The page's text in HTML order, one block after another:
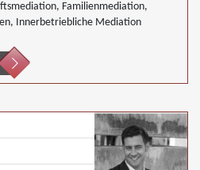
Familienmediation,
Innerbetriebliche Mediation